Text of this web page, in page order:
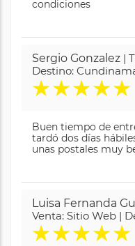
condiciones
Sergio Gonzalez |
Destino:
★★★★★
Buen tiempo de
tardó dos días
unas postales muy
Luisa Fernanda
Venta: Sitio Web |
★★★★★